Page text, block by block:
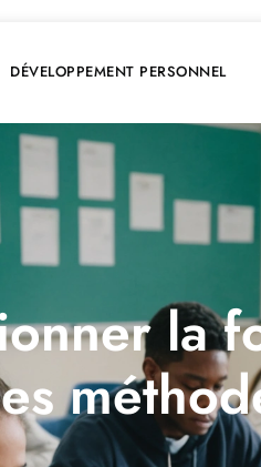
DÉVELOPPEMENT PERSONNEL
la